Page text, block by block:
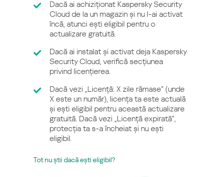
Dacă ai achiziționat Kaspersky Security
Cloud de la un magazin și nu l-ai activat
încă, atunci ești eligibil pentru o
actualizare gratuită.
Dacă ai instalat și activat deja Kaspersky
Security Cloud, verifică secțiunea
privind licențierea.
Dacă vezi „Licență: X zile rămase” (unde
X este un număr), licența ta este actuală
și ești eligibil pentru această actualizare
gratuită. Dacă vezi „Licență expirată”,
protecția ta s-a încheiat și nu ești
eligibil.
Tot nu știi dacă ești eligibil?